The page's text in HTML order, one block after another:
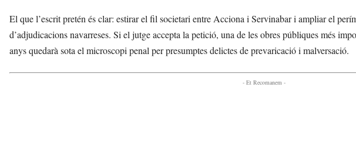
El que l’escrit pretén és clar: estirar el fil societari entre Acciona i Servinabar i ampliar el
d’adjudicacions navarreses. Si el jutge accepta la petició, una de les obres públiques més
anys quedarà sota el microscopi penal per presumptes delictes de prevaricació i malversació.
- Et Recomanem -